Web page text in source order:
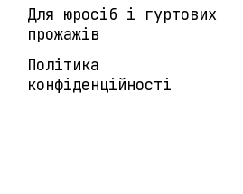
Для юросіб і гуртових
прожажів
Політика
конфіденційності